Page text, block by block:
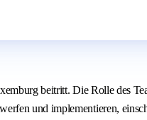
beitritt. Die Rolle des
und implementieren,